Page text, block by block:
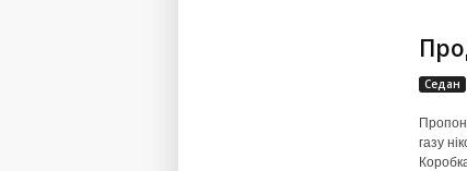
Седан
газу